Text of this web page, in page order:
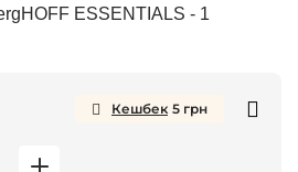
Кешбек 5 грн